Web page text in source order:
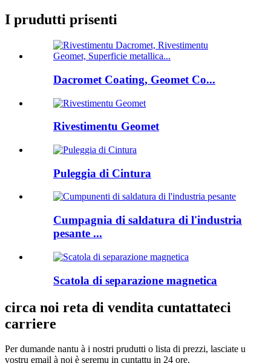
I prudutti prisenti
Dacromet Coating, Geomet Co...
Rivestimentu Geomet
Puleggia di Cintura
Cumpagnia di saldatura di l'industria
pesante ...
Scatola di separazione magnetica
circa noi reta di vendita cuntattateci
carriere
Per dumande nantu à i nostri prudutti o lista di prezzi, lasciate u
vostru email à noi è seremu in cuntattu in 24 ore.